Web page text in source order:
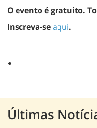
O evento é gratuito.
Inscreva-seaqui.
Últimas